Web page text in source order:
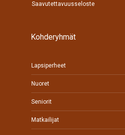
Saavutettavuusseloste
Kohderyhmät
Lapsiperheet
Nuoret
Seniorit
Matkailijat